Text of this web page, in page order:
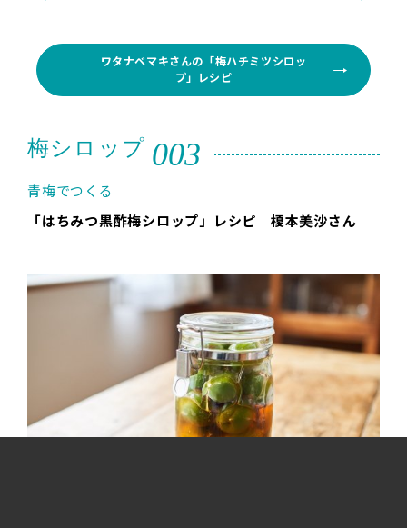
ワタナベマキさんの「梅ハチミツシロッ
プ」レシピ
梅シロップ 003
青梅でつくる
「はちみつ黒酢梅シロップ」レシピ｜榎本美沙さん